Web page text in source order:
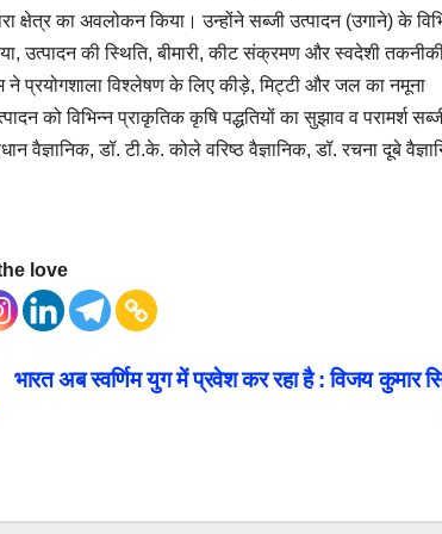
का अवलोकन किया। उन्होंने सब्जी उत्पादन (उगाने) के
की स्थिति, बीमारी, कीट संक्रमण और स्वदेशी
ने प्रयोगशाला विश्लेषण के लिए कीड़े, मिट्टी और जल का नमूना
को विभिन्न प्राकृतिक कृषि पद्धतियों का सुझाव व परामर्श
वैज्ञानिक, डॉ. टी.के. कोले वरिष्ठ वैज्ञानिक, डॉ. रचना दूबे
love
भारत अब स्वर्णिम युग में प्रवेश कर रहा है : विजय कुमार